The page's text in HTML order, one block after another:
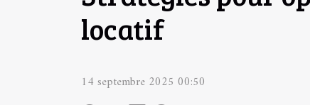
locatif
14 septembre 2025 00:50